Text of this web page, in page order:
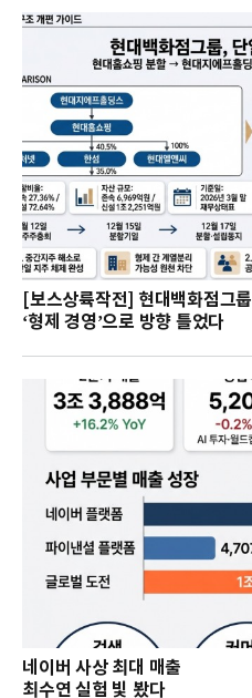
[보스상륙작전] 현대백화점그룹
‘형제 경영’으로 방향 틀었다
네이버 사상 최대 매출
최수연 실험 빛 봤다